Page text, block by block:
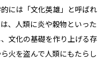
には「文化英雄」と呼ばれ
、人類に炎や穀物といった
文化の基礎を作り上げる存
火を盗んで人類にもたらし